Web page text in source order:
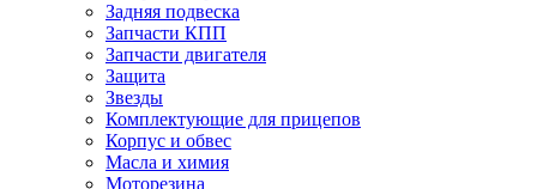
Задняя подвеска
Запчасти КПП
Запчасти двигателя
Защита
Звезды
Комплектующие для прицепов
Корпус и обвес
Масла и химия
Моторезина